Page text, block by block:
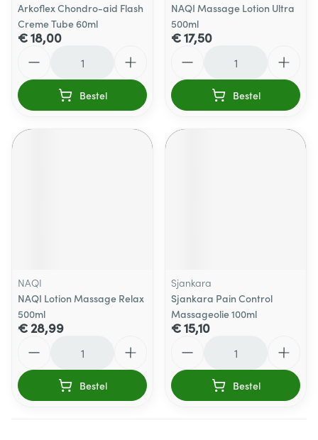
Arkoflex Chondro-aid Flash
Creme Tube 60ml
€ 18,00
Bestel
NAQI Massage Lotion Ultra
500ml
€ 17,50
Bestel
NAQI
NAQI Lotion Massage Relax
500ml
€ 28,99
Bestel
Sjankara
Sjankara Pain Control
Massageolie 100ml
€ 15,10
Bestel